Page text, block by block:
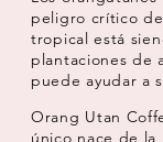
peligro crítico
tropical está
plantaciones de
puede ayudar a
Orang Utan
único nace de la